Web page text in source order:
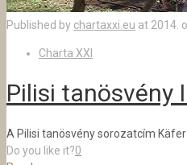
Published by chartaxxi.eu at 2014.
Charta XXI
Pilisi tanösvény
A Pilisi tanösvény sorozatcím
Do you like it?0